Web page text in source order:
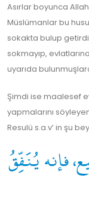
Asırlar boyunca
Müslümanlar bu
sokakta bulup
sokmayıp,
uyarıda
Şimdi ise maalesef
yapmalarını
Resulü s.a.v’ in şu
فإنه يُنَفِّقُ